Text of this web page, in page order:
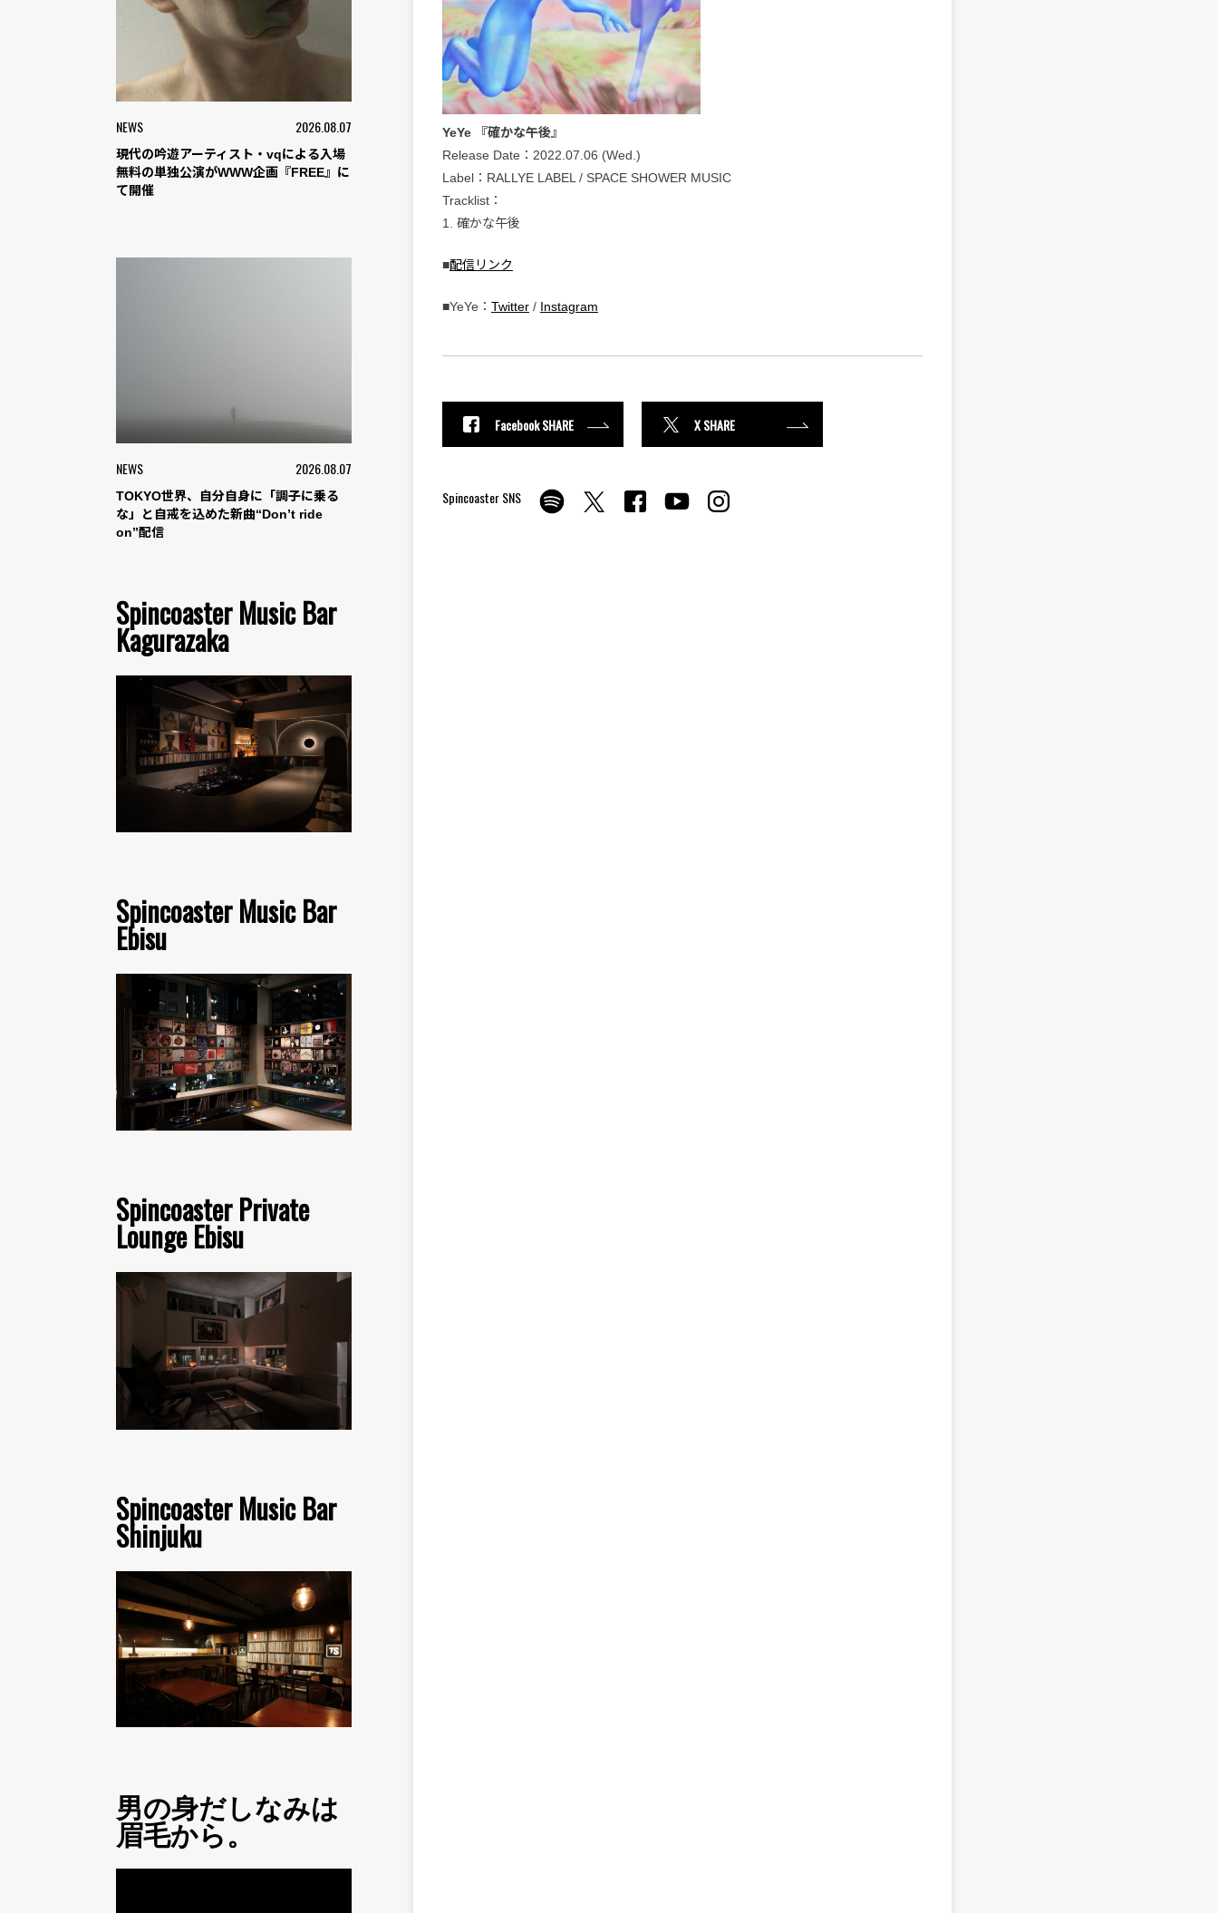
NEWS 2026.08.07
現代の吟遊アーティスト・vqによる入場
無料の単独公演がWWW企画『FREE』に
て開催
NEWS 2026.08.07
TOKYO世界、自分自身に「調子に乗る
な」と自戒を込めた新曲“Don’t ride
on”配信
Spincoaster Music Bar
Kagurazaka
Spincoaster Music Bar
Ebisu
Spincoaster Private
Lounge Ebisu
Spincoaster Music Bar
Shinjuku
男の身だしなみは
眉毛から。
YeYe 『確かな午後』
Release Date：2022.07.06 (Wed.)
Label：RALLYE LABEL / SPACE SHOWER MUSIC
Tracklist：
1. 確かな午後
■配信リンク
■YeYe： Twitter / Instagram
Facebook SHARE X SHARE
Spincoaster SNS